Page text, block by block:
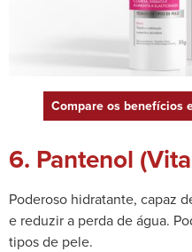
Compare os benefícios
6. Pantenol
Poderoso hidratante, capaz
e reduzir a perda de água.
tipos de pele.